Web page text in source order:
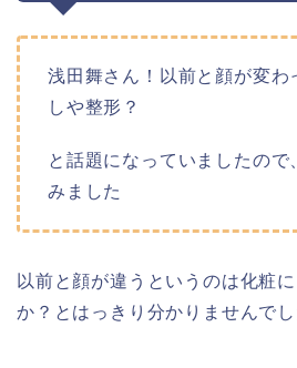
浅田舞さん！以前と顔が変わ
しや整形？
と話題になっていましたので
みました
以前と顔が違うというのは化粧
か？とはっきり分かりませんでし